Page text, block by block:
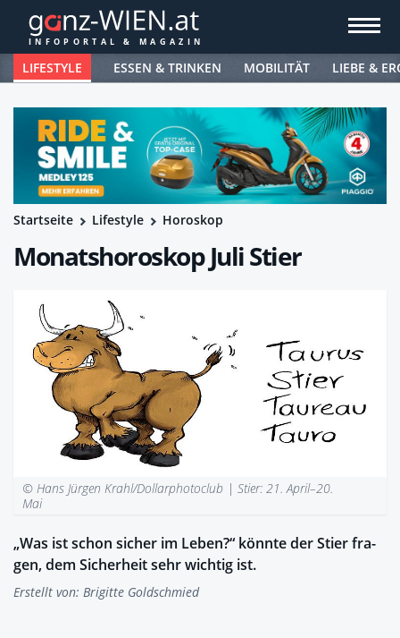
LIFESTYLE ESSEN & TRINKEN MOBILITÄT LIEBE &
Startseite Lifestyle Horoskop
Monatshoroskop Juli Stier
© Hans Jürgen Krahl/Dollarphotoclub | Stier: 21. April–20.
Mai
„Was ist schon si­cher im Le­ben?“ könn­te der Stier fra­
gen, dem Si­cher­heit sehr wich­tig ist.
Erstellt von: Brigitte Goldschmied